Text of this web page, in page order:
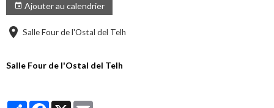
Ajouter au calendrier
Salle Four de l'Ostal del Telh
Salle Four de l'Ostal del Telh
PartagerFacebook
X